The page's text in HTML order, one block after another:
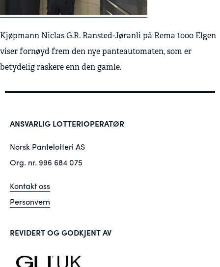
Kjøpmann Niclas G.R. Ransted-Jøranli på Rema 1000 Elgen
viser fornøyd frem den nye panteautomaten, som er
betydelig raskere enn den gamle.
ANSVARLIG LOTTERIOPERATØR
Norsk Pantelotteri AS
Org. nr. 996 684 075
Kontakt oss
Personvern
REVIDERT OG GODKJENT AV